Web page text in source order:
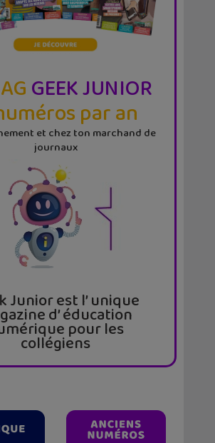
GEEK JUNIOR
par an
et chez ton marchand de
journaux
Junior est l’ unique
d’ éducation
pour les
collégiens